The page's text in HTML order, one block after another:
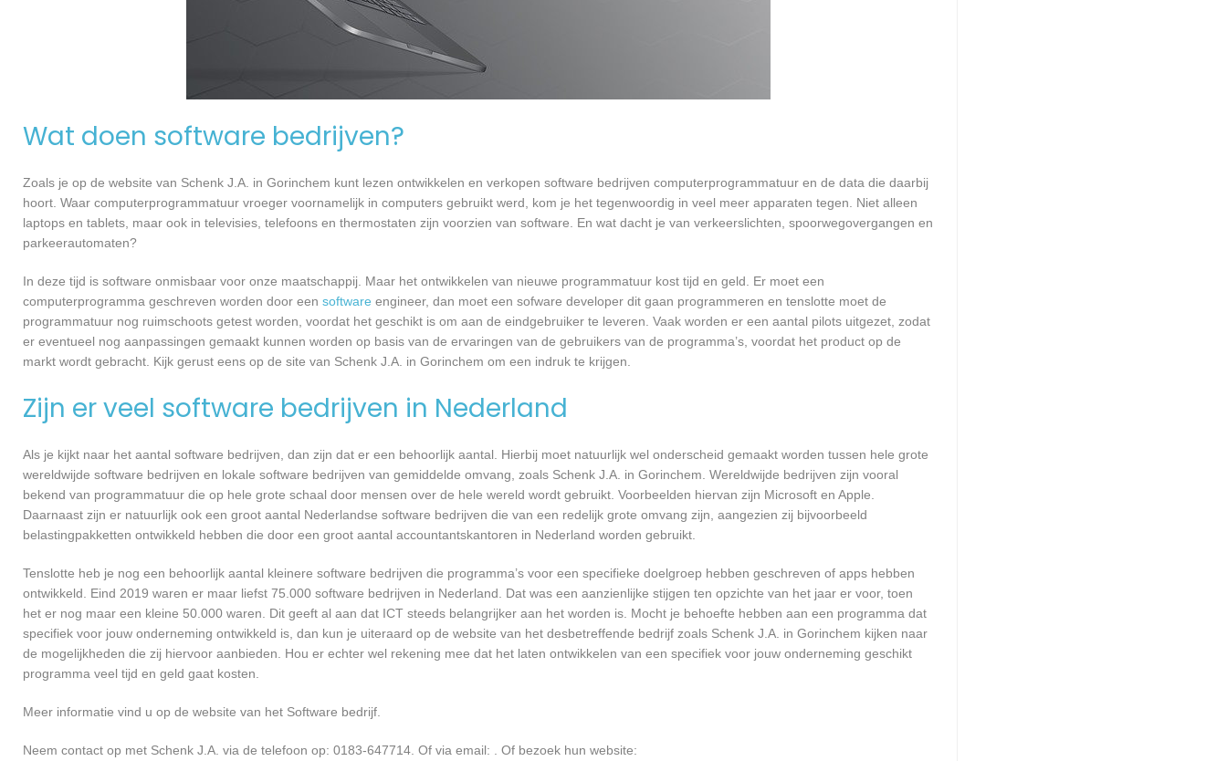
Wat doen software bedrijven?
Zoals je op de website van Schenk J.A. in Gorinchem kunt lezen ontwikkelen en verkopen software bedrijven computerprogrammatuur en de data die daarbij
hoort. Waar computerprogrammatuur vroeger voornamelijk in computers gebruikt werd, kom je het tegenwoordig in veel meer apparaten tegen. Niet alleen
laptops en tablets, maar ook in televisies, telefoons en thermostaten zijn voorzien van software. En wat dacht je van verkeerslichten, spoorwegovergangen en
parkeerautomaten?
In deze tijd is software onmisbaar voor onze maatschappij. Maar het ontwikkelen van nieuwe programmatuur kost tijd en geld. Er moet een
computerprogramma geschreven worden door een software engineer, dan moet een sofware developer dit gaan programmeren en tenslotte moet de
programmatuur nog ruimschoots getest worden, voordat het geschikt is om aan de eindgebruiker te leveren. Vaak worden er een aantal pilots uitgezet, zodat
er eventueel nog aanpassingen gemaakt kunnen worden op basis van de ervaringen van de gebruikers van de programma’s, voordat het product op de
markt wordt gebracht. Kijk gerust eens op de site van Schenk J.A. in Gorinchem om een indruk te krijgen.
Zijn er veel software bedrijven in Nederland
Als je kijkt naar het aantal software bedrijven, dan zijn dat er een behoorlijk aantal. Hierbij moet natuurlijk wel onderscheid gemaakt worden tussen hele grote
wereldwijde software bedrijven en lokale software bedrijven van gemiddelde omvang, zoals Schenk J.A. in Gorinchem. Wereldwijde bedrijven zijn vooral
bekend van programmatuur die op hele grote schaal door mensen over de hele wereld wordt gebruikt. Voorbeelden hiervan zijn Microsoft en Apple.
Daarnaast zijn er natuurlijk ook een groot aantal Nederlandse software bedrijven die van een redelijk grote omvang zijn, aangezien zij bijvoorbeeld
belastingpakketten ontwikkeld hebben die door een groot aantal accountantskantoren in Nederland worden gebruikt.
Tenslotte heb je nog een behoorlijk aantal kleinere software bedrijven die programma’s voor een specifieke doelgroep hebben geschreven of apps hebben
ontwikkeld. Eind 2019 waren er maar liefst 75.000 software bedrijven in Nederland. Dat was een aanzienlijke stijgen ten opzichte van het jaar er voor, toen
het er nog maar een kleine 50.000 waren. Dit geeft al aan dat ICT steeds belangrijker aan het worden is. Mocht je behoefte hebben aan een programma dat
specifiek voor jouw onderneming ontwikkeld is, dan kun je uiteraard op de website van het desbetreffende bedrijf zoals Schenk J.A. in Gorinchem kijken naar
de mogelijkheden die zij hiervoor aanbieden. Hou er echter wel rekening mee dat het laten ontwikkelen van een specifiek voor jouw onderneming geschikt
programma veel tijd en geld gaat kosten.
Meer informatie vind u op de website van het Software bedrijf.
Neem contact op met Schenk J.A. via de telefoon op: 0183-647714. Of via email: . Of bezoek hun website: